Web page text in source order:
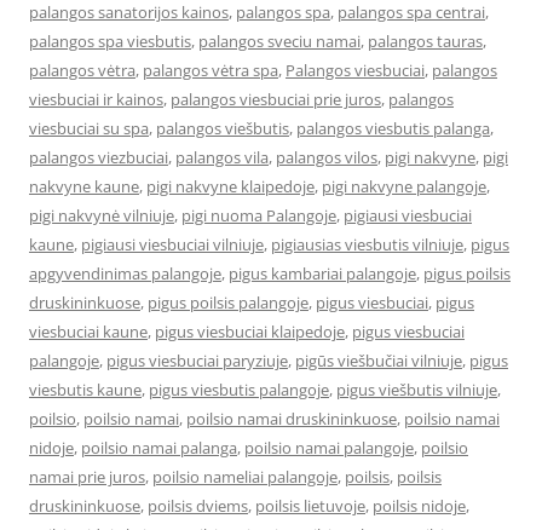
palangos sanatorijos kainos, palangos spa, palangos spa centrai,
palangos spa viesbutis, palangos sveciu namai, palangos tauras,
palangos vėtra, palangos vėtra spa, Palangos viesbuciai, palangos
viesbuciai ir kainos, palangos viesbuciai prie juros, palangos
viesbuciai su spa, palangos viešbutis, palangos viesbutis palanga,
palangos viezbuciai, palangos vila, palangos vilos, pigi nakvyne, pigi
nakvyne kaune, pigi nakvyne klaipedoje, pigi nakvyne palangoje,
pigi nakvynė vilniuje, pigi nuoma Palangoje, pigiausi viesbuciai
kaune, pigiausi viesbuciai vilniuje, pigiausias viesbutis vilniuje, pigus
apgyvendinimas palangoje, pigus kambariai palangoje, pigus poilsis
druskininkuose, pigus poilsis palangoje, pigus viesbuciai, pigus
viesbuciai kaune, pigus viesbuciai klaipedoje, pigus viesbuciai
palangoje, pigus viesbuciai paryziuje, pigūs viešbučiai vilniuje, pigus
viesbutis kaune, pigus viesbutis palangoje, pigus viešbutis vilniuje,
poilsio, poilsio namai, poilsio namai druskininkuose, poilsio namai
nidoje, poilsio namai palanga, poilsio namai palangoje, poilsio
namai prie juros, poilsio nameliai palangoje, poilsis, poilsis
druskininkuose, poilsis dviems, poilsis lietuvoje, poilsis nidoje,